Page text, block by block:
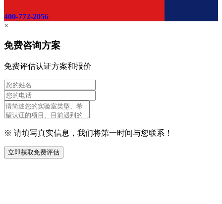
400-772-2056
×
免费咨询方案
免费评估认证方案和报价
※ 请填写真实信息，我们将第一时间与您联系！
立即获取免费评估